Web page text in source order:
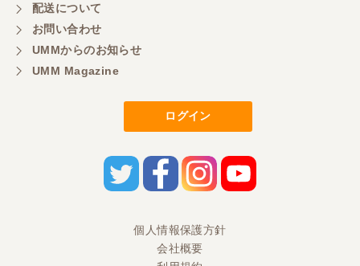
配送について
お問い合わせ
UMMからのお知らせ
UMM Magazine
ログイン
個人情報保護方針
会社概要